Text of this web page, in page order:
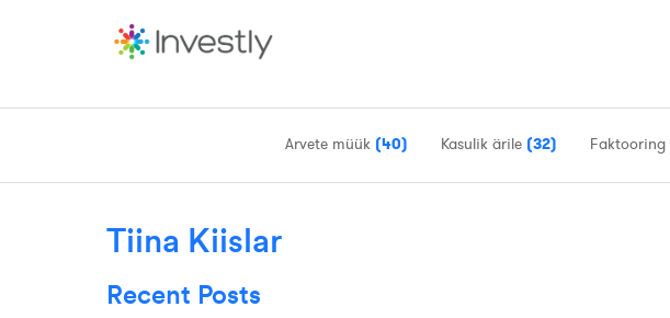
Arvete müük (40) Kasulik ärile (32) Faktooring
Tiina Kiislar
Recent Posts